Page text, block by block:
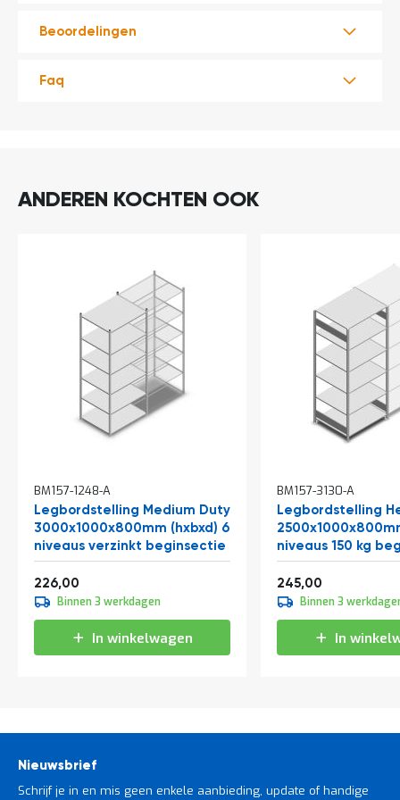
account
Beoordelingen
Faq
ANDEREN KOCHTEN OOK
BM157-1248-A
Legbordstelling Medium Duty
3000x1000x800mm (hxbxd) 6
niveaus verzinkt beginsectie
Vanaf
226,00
Binnen 3 werkdagen
In winkelwagen
BM157-3130-A
Legbordstelling
niveaus 150 kg
Vanaf
245,00
Binnen 3
In
Nieuwsbrief
Schrijf je in en mis geen enkele aanbieding, update of handige